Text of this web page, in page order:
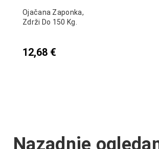
Ojačana Zaponka,
Zdrži Do 150 Kg.
12,68 €
Nazadnje